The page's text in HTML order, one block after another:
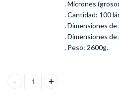
. Micrones
. Cantidad: 100
. Dimensiones
. Dimensiones
. Peso: 2600g.
Láminas De Plastificar (Pouches)